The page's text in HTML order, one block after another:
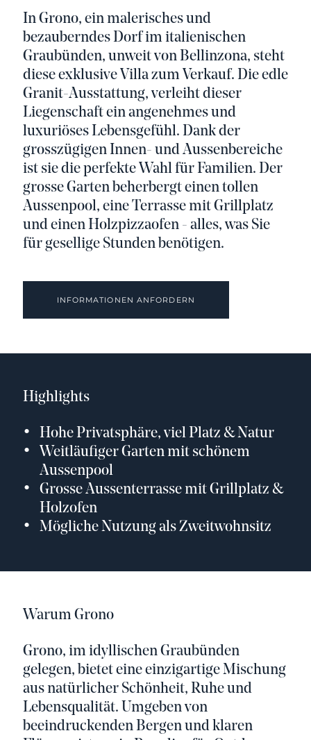
In Grono, ein malerisches und
bezauberndes Dorf im italienischen
Graubünden, unweit von Bellinzona, steht
diese exklusive Villa zum Verkauf. Die edle
Granit-Ausstattung, verleiht dieser
Liegenschaft ein angenehmes und
luxuriöses Lebensgefühl. Dank der
grosszügigen Innen- und Aussenbereiche
ist sie die perfekte Wahl für Familien. Der
grosse Garten beherbergt einen tollen
Aussenpool, eine Terrasse mit Grillplatz
und einen Holzpizzaofen - alles, was Sie
für gesellige Stunden benötigen.
INFORMATIONEN ANFORDERN
Highlights
Hohe Privatsphäre, viel Platz & Natur
Weitläufiger Garten mit schönem
Aussenpool
Grosse Aussenterrasse mit Grillplatz &
Holzofen
Mögliche Nutzung als Zweitwohnsitz
Warum Grono
Grono, im idyllischen Graubünden
gelegen, bietet eine einzigartige Mischung
aus natürlicher Schönheit, Ruhe und
Lebensqualität. Umgeben von
beeindruckenden Bergen und klaren